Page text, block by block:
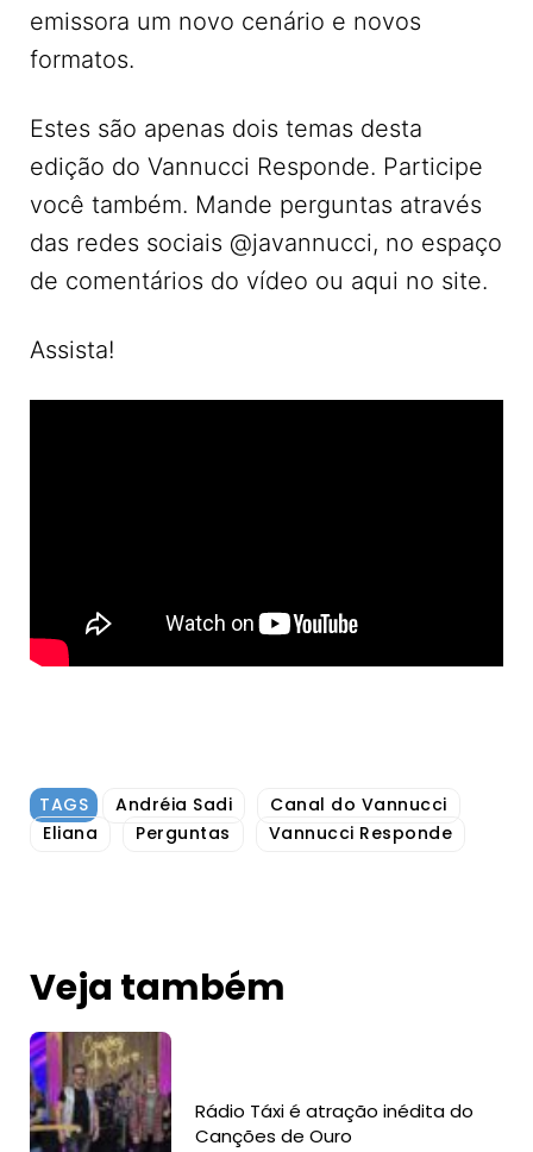
emissora um novo cenário e novos
formatos.
Estes são apenas dois temas desta
edição do Vannucci Responde. Participe
você também. Mande perguntas através
das redes sociais @javannucci, no espaço
de comentários do vídeo ou aqui no site.
Assista!
TAGS Andréia Sadi
Canal do Vannucci
Eliana
Perguntas Vannucci Responde
Veja também
Rádio Táxi é atração inédita do
Canções de Ouro